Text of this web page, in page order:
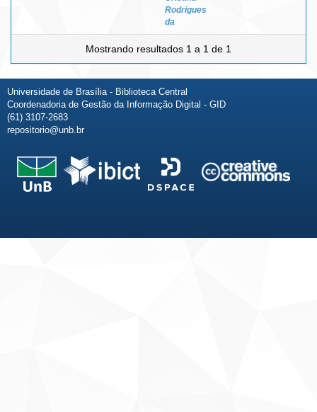
Rodrigues
da
Mostrando resultados 1 a 1 de 1
Universidade de Brasília - Biblioteca Central
Coordenadoria de Gestão da Informação Digital - GID
(61) 3107-2683
repositorio@unb.br